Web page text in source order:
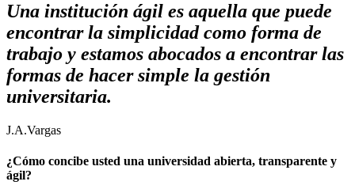
Una institución ágil es aquella que puede
encontrar la simplicidad como forma de
trabajo y estamos abocados a encontrar las
formas de hacer simple la gestión
universitaria.
J.A.Vargas
¿Cómo concibe usted una universidad abierta, transparente y
ágil?